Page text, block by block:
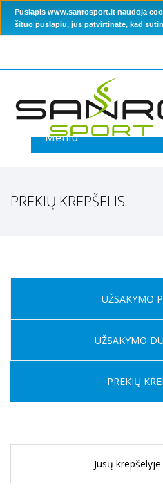
Puslapis www.sanrosport.lt naudoja
šituo puslapiu, jus patvirtinate, kad
Meniu
PREKIŲ KREPŠELIS
UŽSAKYMO
UŽSAKYMO
PREKIŲ
Jūsų